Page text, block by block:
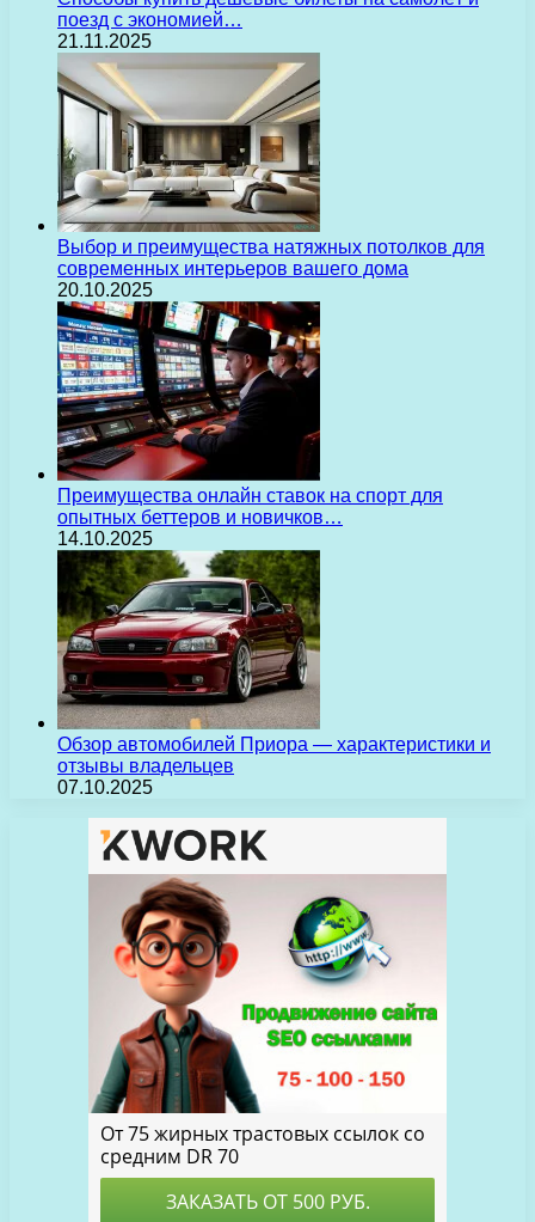
поезд с экономией…
21.11.2025
Выбор и преимущества натяжных потолков для
современных интерьеров вашего дома
20.10.2025
Преимущества онлайн ставок на спорт для
опытных беттеров и новичков…
14.10.2025
Обзор автомобилей Приора — характеристики и
отзывы владельцев
07.10.2025